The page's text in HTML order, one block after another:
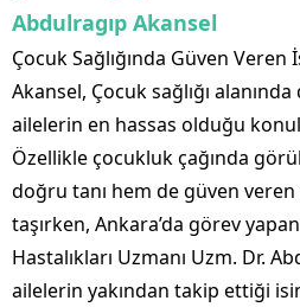
Abdulragıp Akansel
Çocuk Sağlığında Güven Veren
Akansel, Çocuk sağlığı
ailelerin en hassas olduğu
Özellikle çocukluk çağında
doğru tanı hem de güven
taşırken, Ankara’da görev
Hastalıkları Uzmanı Uzm. Dr.
ailelerin yakından takip ettiği